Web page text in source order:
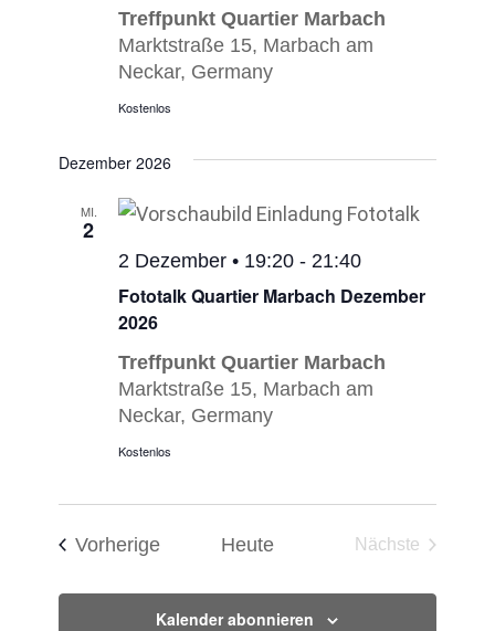
Treffpunkt Quartier Marbach
Marktstraße 15, Marbach am
Neckar, Germany
Kostenlos
Dezember 2026
MI.
2
Fototalk Quartier Marbach Dezember
2026
2 Dezember • 19:20 - 21:40
Treffpunkt Quartier Marbach
Marktstraße 15, Marbach am
Neckar, Germany
Kostenlos
VorherigeVeranstaltungen
Heute
Nächste
Kalender abonnieren